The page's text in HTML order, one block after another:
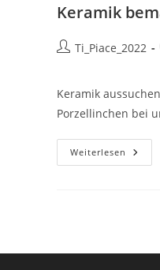
Keramik
Beitrags-
Ti_Piace_2022
Keramik
Porzellinchen bei
Weiterlesen